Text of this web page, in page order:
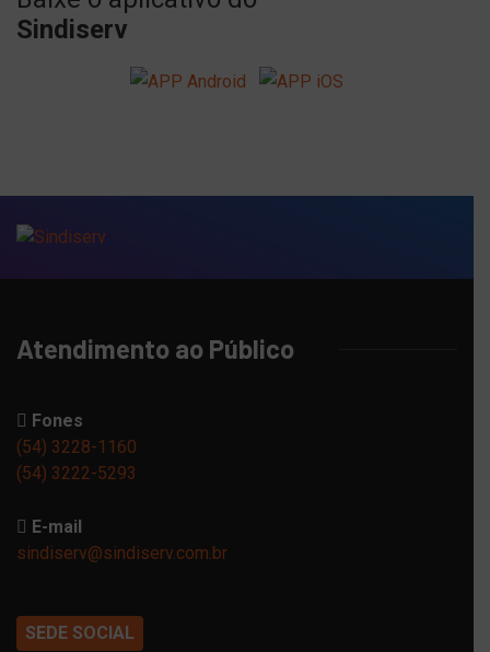
Sindiserv
Atendimento ao Público
Fones
(54) 3228-1160
(54) 3222-5293
E-mail
sindiserv@sindiserv.com.br
SEDE SOCIAL